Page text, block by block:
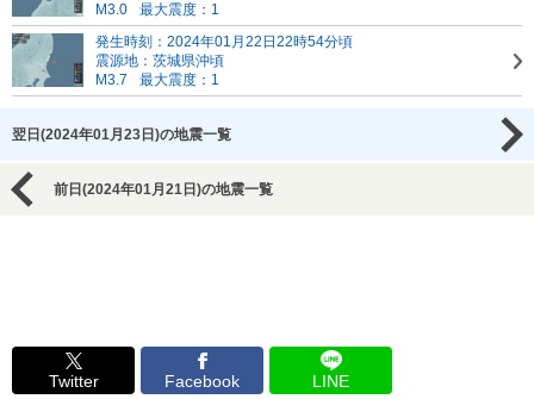
M3.0
最大震度：1
発生時刻：2024年01月22日22時54分頃
震源地：茨城県沖頃
M3.7
最大震度：1
翌日(2024年01月23日)の地震一覧
前日(2024年01月21日)の地震一覧
Twitter Facebook LINE